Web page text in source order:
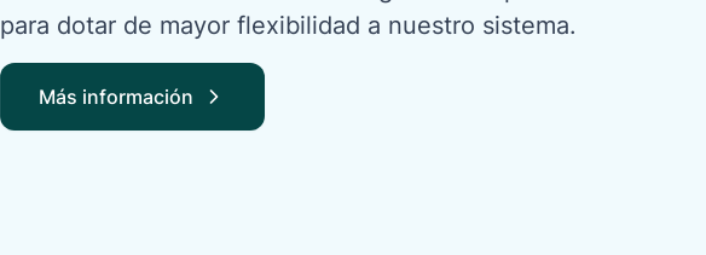
para dotar de mayor flexibilidad a nuestro sistema.
Más información